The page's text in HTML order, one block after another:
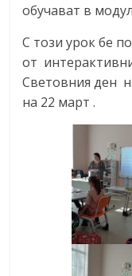
обучават в
С този урок бе
от
Световния ден
на 22 март .